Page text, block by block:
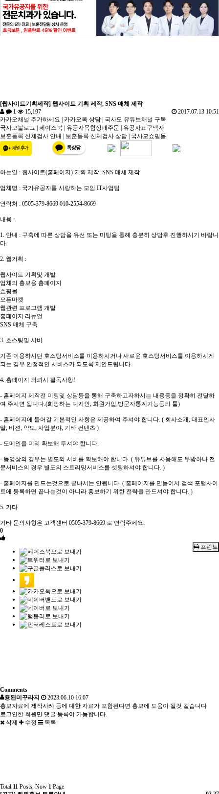
[웹사이트기획제작] 웹사이트 기획 제작, SNS 매체 제작
1
15,197
2017.07.13 10:51
카카오채널 추가하세요 | 카카오톡 상담 | 국사모 유튜브채널 구독
국사모블로그 | 페이스북 | 유공자목함상패주문 | 유공자표구액자
보훈등록 신체검사 안내 | 보훈등록 신체검사 상담 | 국사모쇼핑몰
하는일 : 웹사이트(홈페이지) 기획 제작, SNS 매체 제작
업체명 : 국가유공자를 사랑하는 모임 IT사업팀
연락처 : 0505-379-8669 010-2554-8669
내용 :
1. 안내 : 구축에 따른 상담을 유선 또는 미팅을 통해 충분히 상담후 진행하시기 바랍니
다.
2. 웹기획 :
웹사이트 기획및 개발
업체의 홍보용 홈페이지
쇼핑몰
오픈마켓
웹관련 프로그램 개발
홈페이지 리뉴얼
SNS 매체 구축
3. 호스팅및 서버
기존 이용하시던 호스팅서비스를 이용하시거나 새로운 호스팅서비스를 이용하시게
되는 경우 안정적인 서비스가 되도록 제안드립니다.
4. 홈페이지 의뢰시 필독사항!
- 홈페이지 제작전 미팅및 상담등을 통해 구축하고자하시는 내용등을 정확히 전달하
여 주시면 됩니다.(희망하는 디자인, 회원가입,방문자통계기능등의 툴)
- 홈페이지에 들어갈 기본적인 사항은 제공하여 주셔야 합니다. ( 회사소개, 대표인사
말, 비젼, 약도, 사업분야, 기타 컨텐츠 )
- 도메인을 미리 확보해 두셔야 합니다.
- 동영상의 경우는 별도의 서버를 확보해야 합니다. ( 유튜브를 사용해도 무방하나 전
문서비스의 경우 별도의 스트리밍서비스를 셋팅하셔야 합니다. )
- 홈페이지를 만드는것으로 끝나서는 안됩니다. ( 홈페이지를 만들어서 검색 포털사이
트에 등록하면 끝나는것이 아니라 홍보하기 위한 전략을 만드셔야 합니다. )
5. 기타
기타 문의사항은 고객센터 0505-379-8669 로 연락주세요.
0
프린트
Comments
용된미꾸라지
2023.06.10 16:07
홍보자료에 제작사례 등에 대한 자료가 포함된다면 홍보에 도움이 될것 같습니다
로그인한 회원만 댓글 등록이 가능합니다.
삭제
수정 목록
Total 11 Posts, Now 1 Page